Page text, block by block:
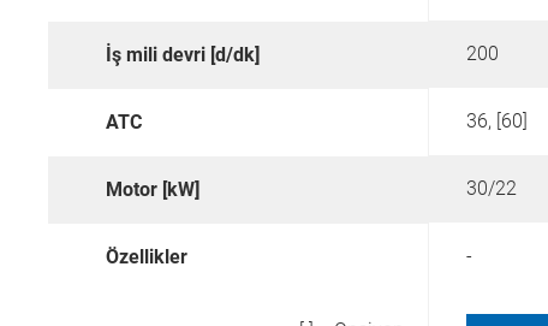
İş mili devri [d/dk]
ATC
Motor [kW]
Özellikler
200
36, [60]
30/22
-